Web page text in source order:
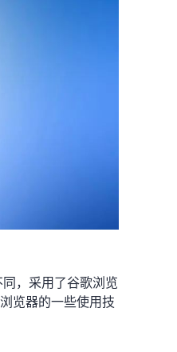
，采用了谷歌浏览
览器的一些使用技